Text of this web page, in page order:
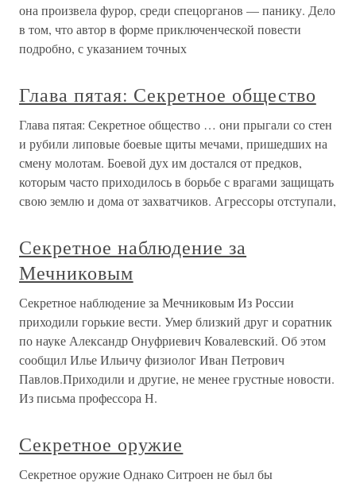
она произвела фурор, среди спецорганов — панику. Дело
в том, что автор в форме приключенческой повести
подробно, с указанием точных
Глава пятая: Секретное общество
Глава пятая: Секретное общество … они прыгали со стен
и рубили липовые боевые щиты мечами, пришедших на
смену молотам. Боевой дух им достался от предков,
которым часто приходилось в борьбе с врагами защищать
свою землю и дома от захватчиков. Агрессоры отступали,
Секретное наблюдение за
Мечниковым
Секретное наблюдение за Мечниковым Из России
приходили горькие вести. Умер близкий друг и соратник
по науке Александр Онуфриевич Ковалевский. Об этом
сообщил Илье Ильичу физиолог Иван Петрович
Павлов.Приходили и другие, не менее грустные новости.
Из письма профессора Н.
Секретное оружие
Секретное оружие Однако Ситроен не был бы